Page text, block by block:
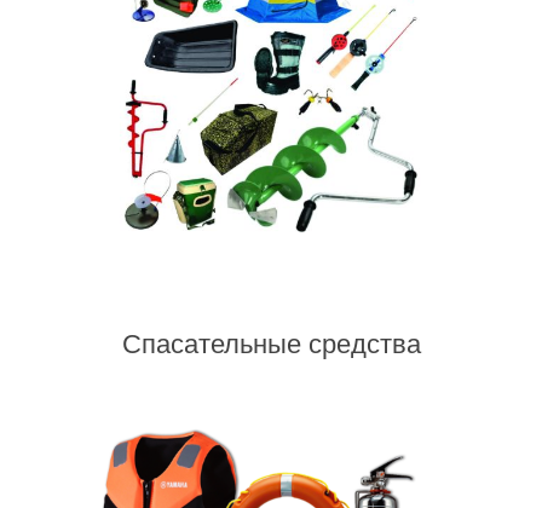
Аксессуары для лодок
Спасательные средства
Спасательные средства